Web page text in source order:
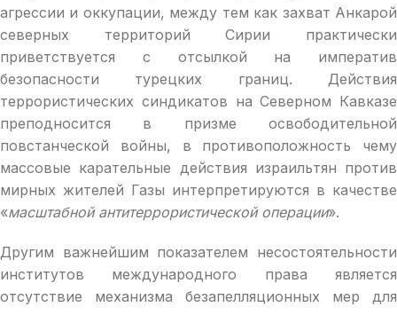
агрессии и оккупации, между тем как захват Анкарой
северных территорий Сирии практически
приветствуется с отсылкой на императив
безопасности турецких границ. Действия
террористических синдикатов на Северном Кавказе
преподносится в призме освободительной
повстанческой войны, в противоположность чему
массовые карательные действия израильтян против
мирных жителей Газы интерпретируются в качестве
«масштабной антитеррористической операции».
Другим важнейшим показателем несостоятельности
институтов международного права является
отсутствие механизма безапелляционных мер для